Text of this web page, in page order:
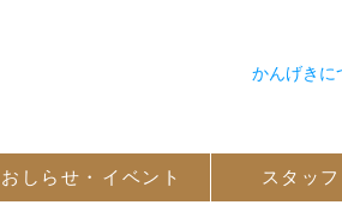
かんげきに
おしらせ・ イベント スタッフ